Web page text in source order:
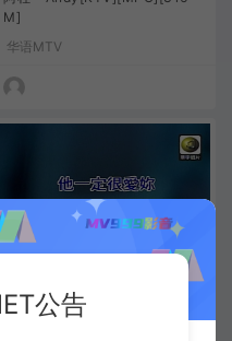
M]
华语MTV
阿杜 – 他一定很爱你[KTV][MP
G][148M]
公告